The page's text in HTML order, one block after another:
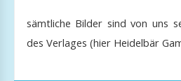
sämtliche Bilder sind von uns
des Verlages (hier Heidelbär